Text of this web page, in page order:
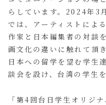
らしています。2024年3
では、アーティストによ
作家と日本編集者の対談
画文化の違いに触れて頂
日本への留学を望む学生
談会を設け、台湾の学生
「第4回台日学生オリジ